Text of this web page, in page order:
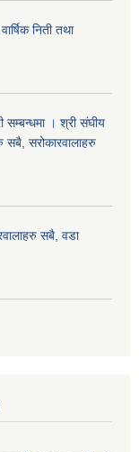
निती तथा
सम्बन्धमा । श्री संघीय
सबै, सरोकारवालाहरु
सबै, वडा